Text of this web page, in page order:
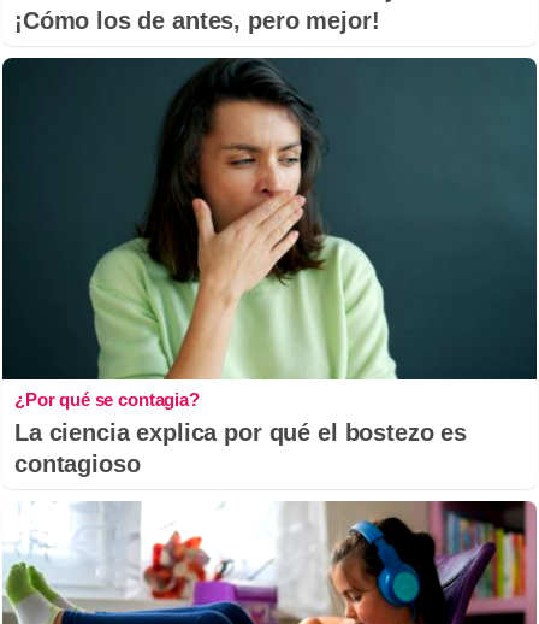
¡Cómo los de antes, pero mejor!
¿Por qué se contagia?
La ciencia explica por qué el bostezo es
contagioso